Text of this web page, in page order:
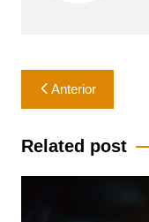
Navegação
de
Post
Anterior
Related post